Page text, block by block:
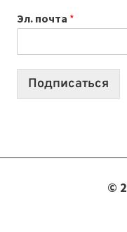
10
Эл. почта *
Подписаться
©